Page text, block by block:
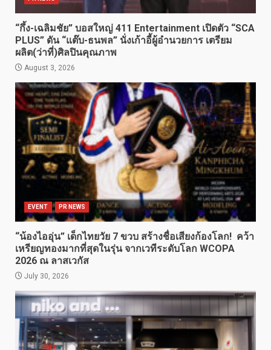
“กึ้ง-เฉลิมชัย” บอสใหญ่ 411 Entertainment เปิดตัว “SCA
PLUS” ดัน “แต๊บ-ธนพล” นั่งเก้าอี้ผู้อำนวยการ เตรียม
ผลิต(ว่าที่)ศิลปินคุณภาพ
August 3, 2026
EVENT PR NEWS
“น้องไออุ่น” เด็กไทยวัย 7 ขวบ สร้างชื่อเสียงก้องโลก! คว้า
เหรียญทองมากที่สุดในรุ่น จากเวทีระดับโลก WCOPA
2026 ณ ลาสเวกัส
July 30, 2026